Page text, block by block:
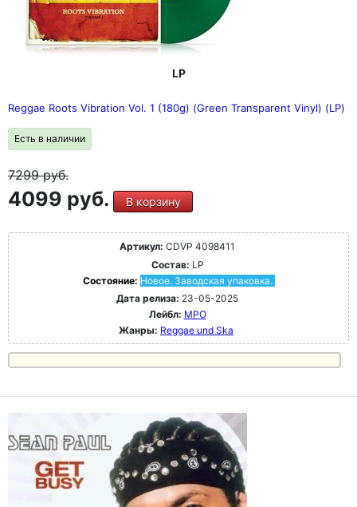
LP
Reggae Roots Vibration Vol. 1 (180g) (Green Transparent Vinyl) (LP)
Есть в наличии
7299руб.
4099 руб. В корзину
Артикул: CDVP 4098411
Состав: LP
Состояние: Новое. Заводская упаковка.
Дата релиза: 23-05-2025
Лейбл: MPO
Жанры: Reggae und Ska